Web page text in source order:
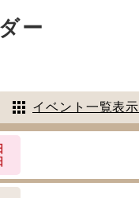
ー
イベント一覧表示